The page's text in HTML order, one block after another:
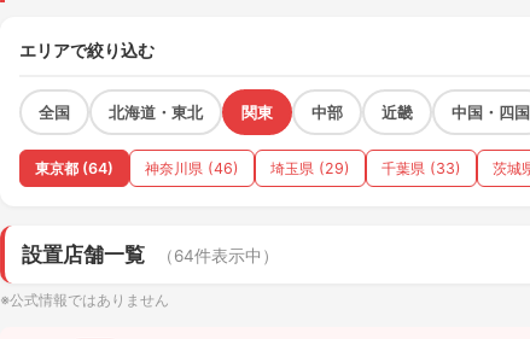
エリアで絞り込む
全国 北海道・東北 関東 中部 近畿 中国・四国
東京都 (64) 神奈川県 (46) 埼玉県 (29) 千葉県 (33)
設置店舗一覧 （64件表示中）
※公式情報ではありません